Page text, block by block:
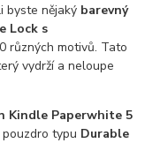
byste nějaký barevný
Lock s
různých motivů. Tato
vydrží a neloupe
Kindle Paperwhite 5
typu Durable